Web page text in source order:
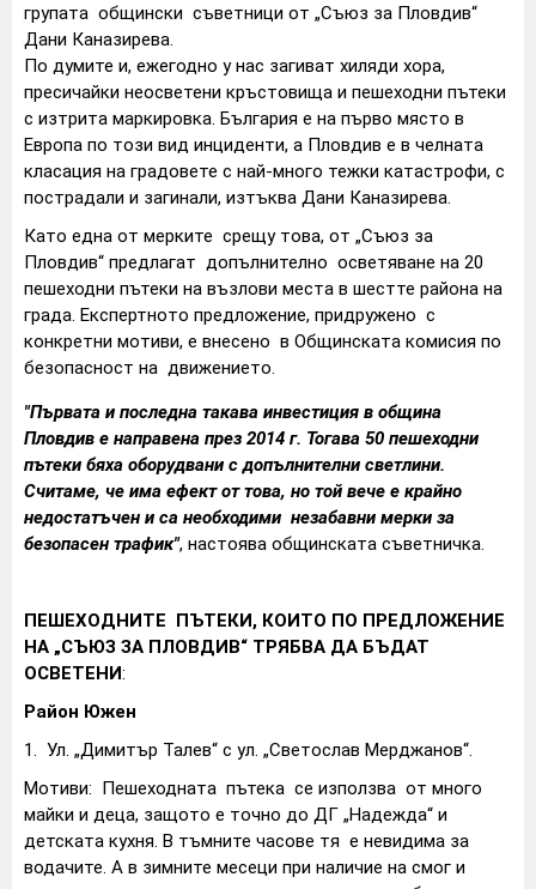
групата общински съветници от „Съюз за Пловдив“
Дани Каназирева.
По думите и, ежегодно у нас загиват хиляди хора,
пресичайки неосветени кръстовища и пешеходни пътеки
с изтрита маркировка. България е на първо място в
Европа по този вид инциденти, а Пловдив е в челната
класация на градовете с най-много тежки катастрофи, с
пострадали и загинали, изтъква Дани Каназирева.
Като една от мерките срещу това, от „Съюз за
Пловдив“ предлагат допълнително осветяване на 20
пешеходни пътеки на възлови места в шестте района на
града. Експертното предложение, придружено с
конкретни мотиви, е внесено в Общинската комисия по
безопасност на движението.
"Първата и последна такава инвестиция в община
Пловдив е направена през 2014 г. Тогава 50 пешеходни
пътеки бяха оборудвани с допълнителни светлини.
Считаме, че има ефект от това, но той вече е крайно
недостатъчен и са необходими незабавни мерки за
безопасен трафик", настоява общинската съветничка.
ПЕШЕХОДНИТЕ ПЪТЕКИ, КОИТО ПО ПРЕДЛОЖЕНИЕ
НА „СЪЮЗ ЗА ПЛОВДИВ“ ТРЯБВА ДА БЪДАТ
ОСВЕТЕНИ:
Район Южен
1. Ул. „Димитър Талев“ с ул. „Светослав Мерджанов“.
Мотиви: Пешеходната пътека се използва от много
майки и деца, защото е точно до ДГ „Надежда“ и
детската кухня. В тъмните часове тя е невидима за
водачите. А в зимните месеци при наличие на смог и